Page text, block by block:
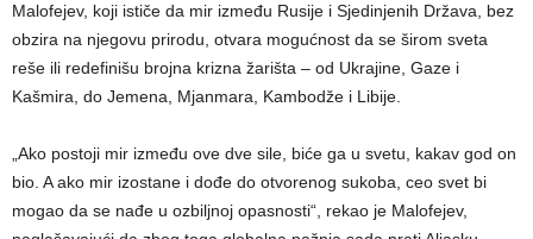
Malofejev, koji ističe da mir između Rusije i Sjedinjenih Država, bez
obzira na njegovu prirodu, otvara mogućnost da se širom sveta
reše ili redefinišu brojna krizna žarišta – od Ukrajine, Gaze i
Kašmira, do Jemena, Mjanmara, Kambodže i Libije.
„Ako postoji mir između ove dve sile, biće ga u svetu, kakav god on
bio. A ako mir izostane i dođe do otvorenog sukoba, ceo svet bi
mogao da se nađe u ozbiljnoj opasnosti“, rekao je Malofejev,